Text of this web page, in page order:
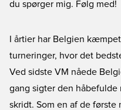
du spørger mig. Følg med!
I årtier har Belgien
turneringer, hvor det
Ved sidste VM nåede
gang sigter den
skridt. Som en af de